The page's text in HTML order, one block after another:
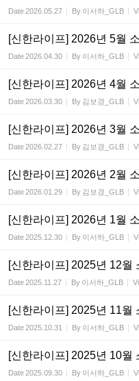
Date2026.05.27 By 이서하_GLB
[신한라이프] 2026년 5월
Date2026.04.30 By 이서하_GLB
[신한라이프] 2026년 4월
Date2026.03.30 By 김보경_GLB
[신한라이프] 2026년 3월
Date2026.02.27 By 김보경_GLB
[신한라이프] 2026년 2월
Date2026.01.29 By 김보경_GLB
[신한라이프] 2026년 1월
Date2025.12.30 By 이서하_GLB
[신한라이프] 2025년 12월
Date2025.11.27 By 이서하_GLB
[신한라이프] 2025년 11월
Date2025.10.31 By 이서하_GLB
[신한라이프] 2025년 10월
Date2025.09.30 By 이서하_GLB